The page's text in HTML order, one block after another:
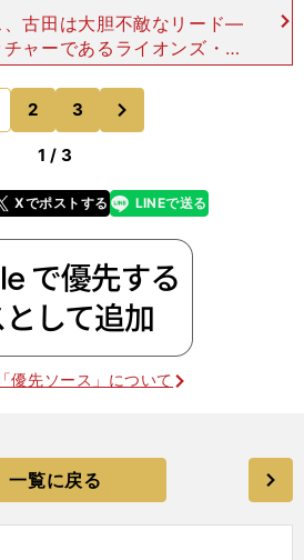
古田は大胆不敵なリード―
ャーであるライオンズ・伊
古田敦也さんのケースはど
やっぱり、タイプは違いま
。伊東さん
2 3
1 / 3
Xでポストする
line LINEで送る
優先ソース」について
一覧に戻る